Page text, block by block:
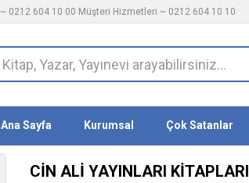
~ 0212 604 10 00 Müşteri Hizmetleri ~ 0212 604 10 10
Ana Sayfa Kurumsal Çok Satanlar
CIN ALI YAYINLARI KITAPLARI